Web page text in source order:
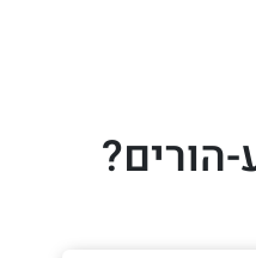
הורים?